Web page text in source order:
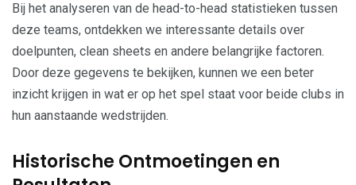
Bij het analyseren van de head-to-head statistieken tussen
deze teams, ontdekken we interessante details over
doelpunten, clean sheets en andere belangrijke factoren.
Door deze gegevens te bekijken, kunnen we een beter
inzicht krijgen in wat er op het spel staat voor beide clubs in
hun aanstaande wedstrijden.
Historische Ontmoetingen en